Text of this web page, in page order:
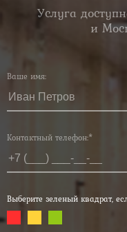
Услуга
и
Ваше имя:
Контактный телефон:*
Выберите зеленый квадрат,